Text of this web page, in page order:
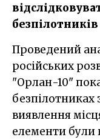
безпілотників
Проведений аналіз бортової електроніки
російських
"Орлан-10"
безпілотниках
виявлення
елементи були